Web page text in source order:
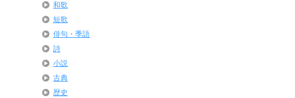
和歌
短歌
俳句・季語
詩
小説
古典
歴史